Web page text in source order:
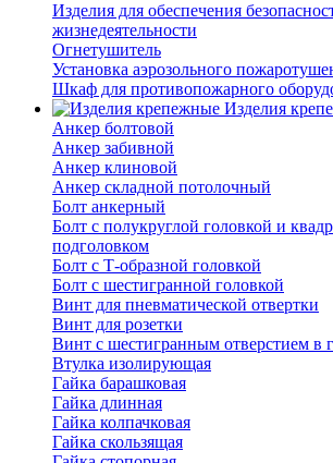
Изделия для обеспечения
жизнедеятельности
Огнетушитель
Установка аэрозольного
Шкаф для противопожарного
Изделия
Анкер болтовой
Анкер забивной
Анкер клиновой
Анкер складной потолочный
Болт анкерный
Болт с полукруглой головкой и
подголовком
Болт с Т-образной головкой
Болт с шестигранной головкой
Винт для пневматической отвертки
Винт для розетки
Винт с шестигранным отверстием в
Втулка изолирующая
Гайка барашковая
Гайка длинная
Гайка колпачковая
Гайка скользящая